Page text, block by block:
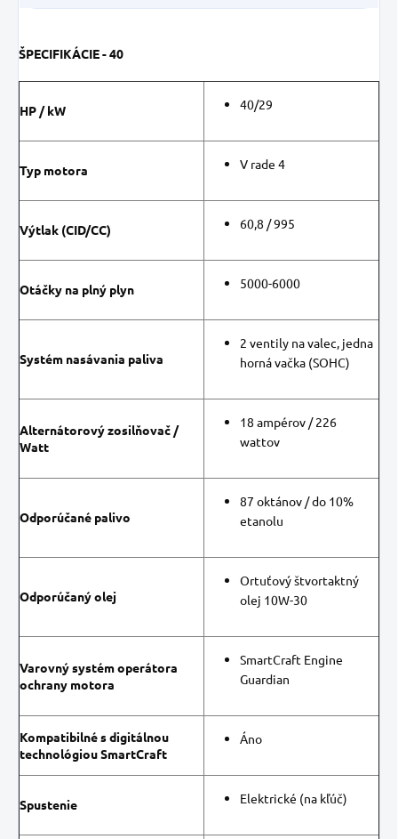
ŠPECIFIKÁCIE - 40
HP / kW 40/29
Typ motora V rade 4
Výtlak (CID/CC) 60,8 / 995
Otáčky na plný plyn 5000-6000
Systém nasávania paliva
2 ventily na valec, jedna
horná vačka (SOHC)
Alternátorový zosilňovač /
Watt
18 ampérov / 226
wattov
Odporúčané palivo
87 oktánov / do 10%
etanolu
Odporúčaný olej
Ortuťový štvortaktný
olej 10W-30
Varovný systém operátora
ochrany motora
SmartCraft Engine
Guardian
Kompatibilné s digitálnou
technológiou SmartCraft
Áno
Spustenie Elektrické (na kľúč)